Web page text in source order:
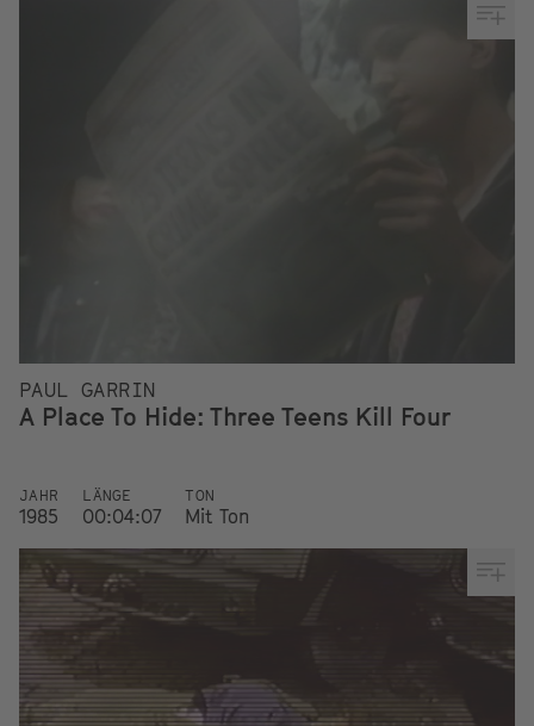
PAUL GARRIN
A Place To Hide: Three Teens Kill Four
JAHR
1985
LÄNGE
00:04:07
TON
Mit Ton